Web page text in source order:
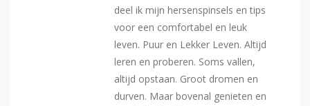
deel ik mijn hersenspinsels en tips
voor een comfortabel en leuk
leven. Puur en Lekker Leven. Altijd
leren en proberen. Soms vallen,
altijd opstaan. Groot dromen en
durven. Maar bovenal genieten en